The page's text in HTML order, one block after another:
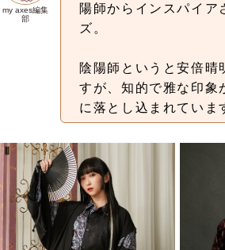
my axes編集
部
陽師からインスパイア
ズ。
陰陽師というと安倍晴
すが、知的で雅な印象
に落とし込まれてい